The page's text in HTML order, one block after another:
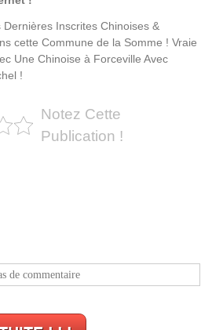
Dernières Inscrites Chinoises &
cette Commune de la Somme ! Vraie
Une Chinoise à Forceville Avec
!
Notez Cette
Publication !
de commentaire